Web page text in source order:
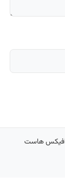
هاست